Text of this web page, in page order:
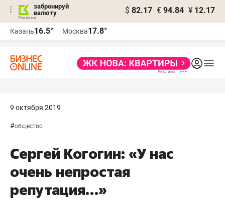
забронируй
валюту
$ 82.17 € 94.84 ¥ 12.17
Казань16.5° Москва17.8°
9 октября 2019
#общество
Сергей Когогин: «У нас
очень непростая
репутация…»